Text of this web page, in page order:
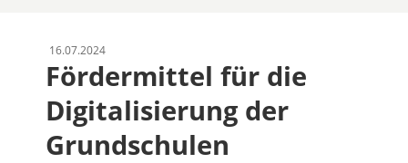
16.07.2024
Fördermittel für die
Digitalisierung der
Grundschulen